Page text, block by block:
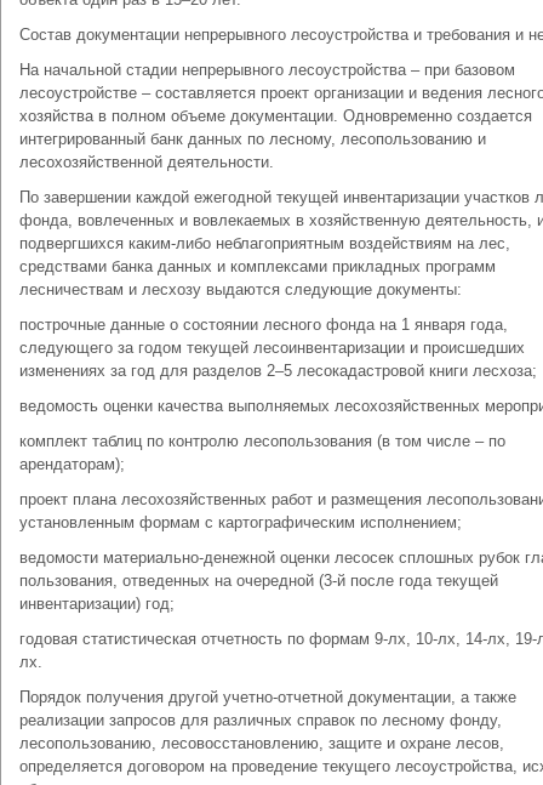
Состав документации непрерывного лесоустройства и требования и
На начальной стадии непрерывного лесоустройства – при базовом
лесоустройстве – составляется проект организации и ведения
хозяйства в полном объеме документации. Одновременно создается
интегрированный банк данных по лесному, лесопользованию и
лесохозяйственной деятельности.
По завершении каждой ежегодной текущей инвентаризации участков
фонда, вовлеченных и вовлекаемых в хозяйственную деятельность,
подвергшихся каким-либо неблагоприятным воздействиям на лес,
средствами банка данных и комплексами прикладных программ
лесничествам и лесхозу выдаются следующие документы:
построчные данные о состоянии лесного фонда на 1 января года,
следующего за годом текущей лесоинвентаризации и происшедших
изменениях за год для разделов 2–5 лесокадастровой книги лесхоза;
ведомость оценки качества выполняемых лесохозяйственных
комплект таблиц по контролю лесопользования (в том числе – по
арендаторам);
проект плана лесохозяйственных работ и размещения
установленным формам с картографическим исполнением;
ведомости материально-денежной оценки лесосек сплошных рубок
пользования, отведенных на очередной (3-й после года текущей
инвентаризации) год;
годовая статистическая отчетность по формам 9-лх, 10-лх, 14-лх, 19-
лх.
Порядок получения другой учетно-отчетной документации, а также
реализации запросов для различных справок по лесному фонду,
лесопользованию, лесовосстановлению, защите и охране лесов,
определяется договором на проведение текущего лесоустройства,